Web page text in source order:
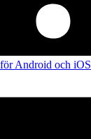
Android och iOS